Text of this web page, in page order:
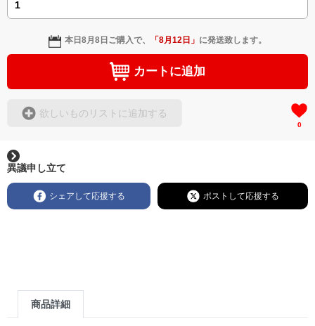
本日8月8日 ご購入で、 「8月12日 」 に発送致します。
カートに追加
欲しいものリストに追加する
0
異議申し立て
シェアして応援する ポストして応援する
商品詳細